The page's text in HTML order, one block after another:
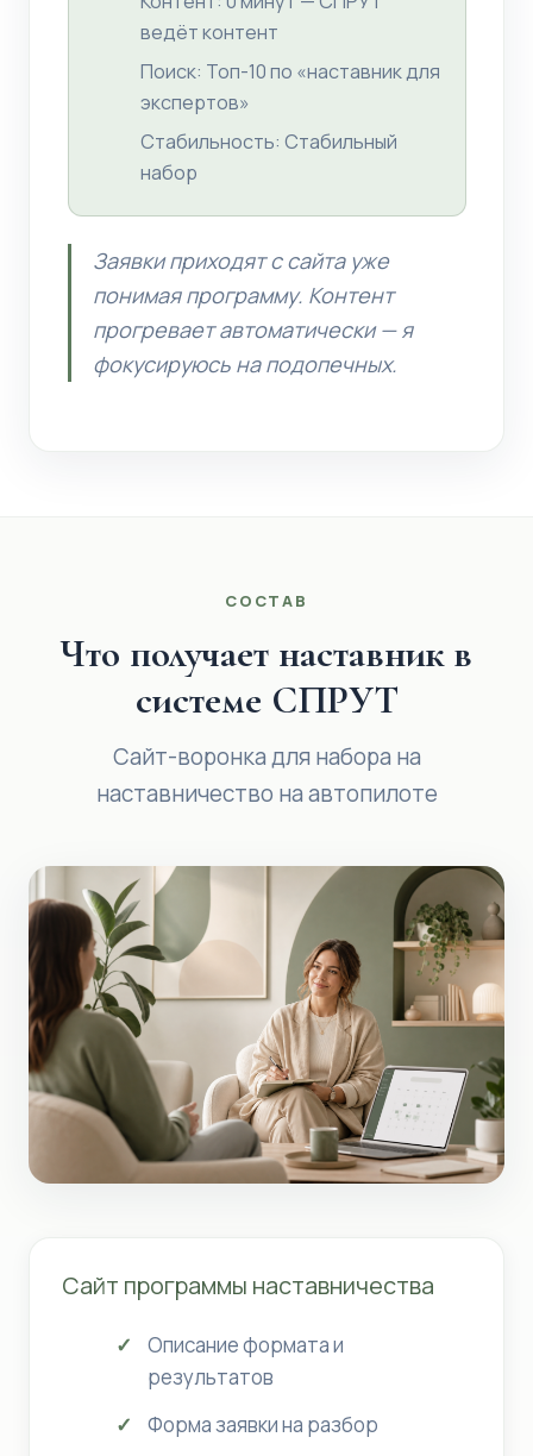
ведёт контент
Поиск: Топ-10 по «наставник для
экспертов»
Стабильность: Стабильный
набор
Заявки приходят с сайта уже
понимая программу. Контент
прогревает автоматически — я
фокусируюсь на подопечных.
СОСТАВ
Что получает наставник в
системе СПРУТ
Сайт-воронка для набора на
наставничество на автопилоте
Сайт программы наставничества
Описание формата и
результатов
Форма заявки на разбор